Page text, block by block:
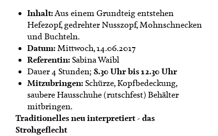
Inhalt:Aus einem Grundteig entstehen
Hefezopf, gedrehter Nusszopf, Mohnschnecken
und Buchteln.
Datum:Mittwoch, 14.06.2017
Referentin:Sabina Waibl
Dauer 4 Stunden; 8.30 Uhr bis 12.30 Uhr
Mitzubringen:Schürze, Kopfbedeckung,
saubere Hausschuhe (rutschfest) Behälter
mitbringen.
Traditionelles neu interpretiert - das
Strohgeflecht